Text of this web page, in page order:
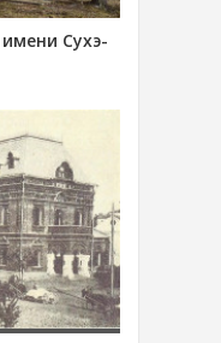
Сухэ-